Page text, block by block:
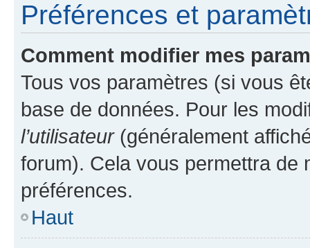
Préférences et
Comment modifier mes
Tous vos paramètres (si vous
base de données. Pour les
l’utilisateur(généralement
forum). Cela vous permettra de
préférences.
Haut